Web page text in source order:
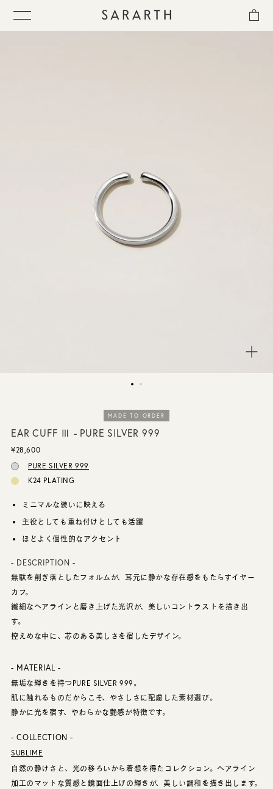
ス
SENSITIVITY TRIAL KIT
MADE TO ORDER
EAR CUFF Ⅲ - PURE SILVER 999
¥28,600
PURE SILVER 999
K24 PLATING
ミニマルな装いに映える
主役としても重ね付けとしても活躍
ほどよく個性的なアクセント
- DESCRIPTION -
無駄を削ぎ落としたフォルムが、耳元に静かな存在感をもたらすイヤー
カフ。
繊細なヘアラインと磨き上げた光沢が、美しいコントラストを描き出
す。
控えめな中に、芯のある美しさを宿したデザイン。
- MATERIAL -
無垢な輝きを持つPURE SILVER 999。
肌に触れるものだからこそ、やさしさに配慮した素材選び。
静かに光を宿す、やわらかな艶感が特徴です。
- COLLECTION -
SUBLIME
自然の静けさと、光の移ろいから着想を得たコレクション。ヘアライン
加工のマットな質感と鏡面仕上げの輝きが、美しい調和を描き出します。